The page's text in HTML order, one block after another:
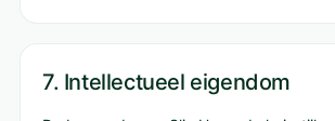
7. Intellectueel eigendom